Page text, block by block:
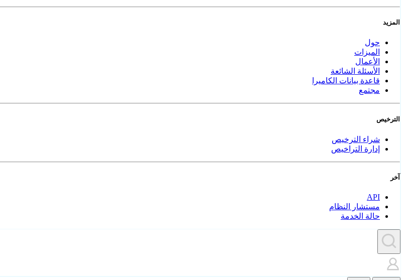
المزيد
حول
الميزات
الأعمال
الأسئلة الشائعة
قاعدة بيانات الكاميرا
مجتمع
الترخيص
شراء الترخيص
إدارة التراخيص
آخر
API
مستشار النظام
حالة الخدمة